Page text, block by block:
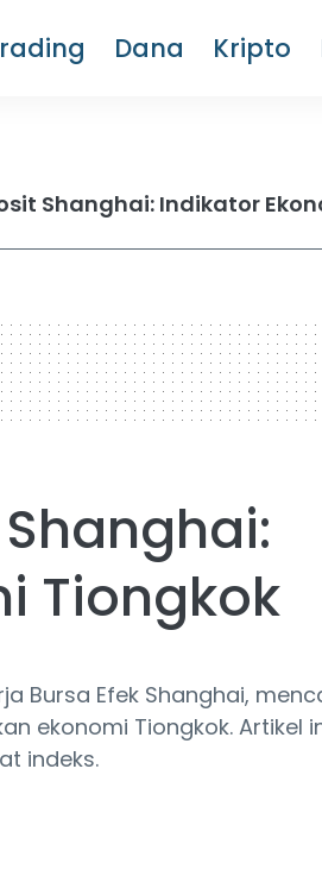
Dana Kripto
Shanghai: Indikator
Tiongkok
Bursa Efek Shanghai,
ekonomi Tiongkok. Artikel
indeks.